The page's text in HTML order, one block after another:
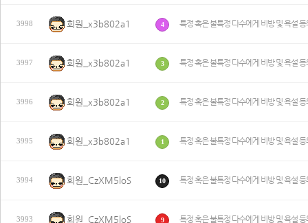
3998 회원_x3b802a1 4 특정 혹은 불특정 다수에게 비방 및 욕설 등
3997 회원_x3b802a1 3 특정 혹은 불특정 다수에게 비방 및 욕설 등
3996 회원_x3b802a1 2 특정 혹은 불특정 다수에게 비방 및 욕설 등
3995 회원_x3b802a1 1 특정 혹은 불특정 다수에게 비방 및 욕설 등
3994 회원_CzXM5loS 10 특정 혹은 불특정 다수에게 비방 및 욕설 등
3993 회원_CzXM5loS 9 특정 혹은 불특정 다수에게 비방 및 욕설 등